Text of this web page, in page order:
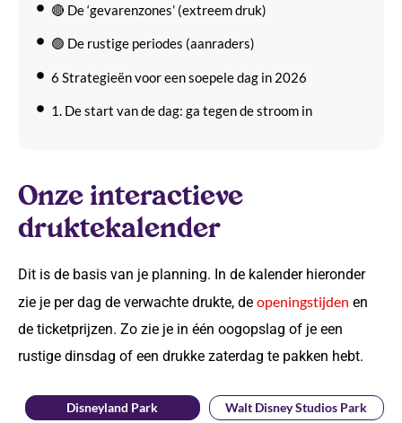
🔴 De ‘gevarenzones’ (extreem druk)
🟢 De rustige periodes (aanraders)
6 Strategieën voor een soepele dag in 2026
1. De start van de dag: ga tegen de stroom in
6. Disney Premier Access
Overzicht schoolvakanties & feestdagen 2026
Plan een gratis adviesgesprek
Onze interactieve
druktekalender
Dit is de basis van je planning. In de kalender hieronder
zie je per dag de verwachte drukte, de openingstijden en
de ticketprijzen. Zo zie je in één oogopslag of je een
rustige dinsdag of een drukke zaterdag te pakken hebt.
Disneyland Park Walt Disney Studios Park